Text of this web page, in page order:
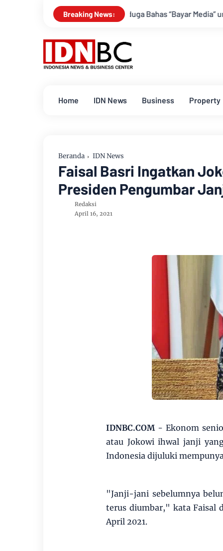
Breaking News:
DPRD Inhil Diduga Bahas “Bayar Media” untuk Dukung
Home IDN News Business Property
Beranda IDN News
Faisal Basri Ingatkan
Presiden Pengumbar
Redaksi
April 16, 2021
IDNBC.COM- Ekonom
atau Jokowi ihwal janji
Indonesia dijuluki
"Janji-jani sebelumnya
terus diumbar," kata Faisal
April 2021.